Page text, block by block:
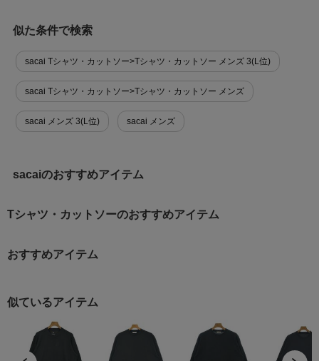
似た条件で検索
sacai Tシャツ・カットソー>Tシャツ・カットソー メンズ 3(L位)
sacai Tシャツ・カットソー>Tシャツ・カットソー メンズ
sacai メンズ 3(L位) sacai メンズ
sacaiのおすすめアイテム
Tシャツ・カットソーのおすすめアイテム
おすすめアイテム